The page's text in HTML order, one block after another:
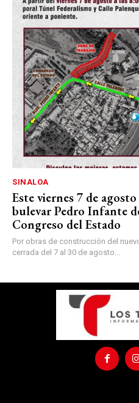
SINALOA
Este viernes 7 de
bulevar Pedro Infante
Congreso del Estado
Por obras de construcción del
cerrada del 7 al 30 de agosto...